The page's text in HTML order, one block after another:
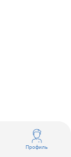
Профиль